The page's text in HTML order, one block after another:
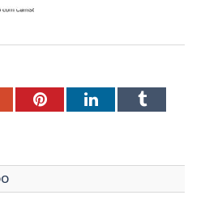
PinterestLinkedInTumblr